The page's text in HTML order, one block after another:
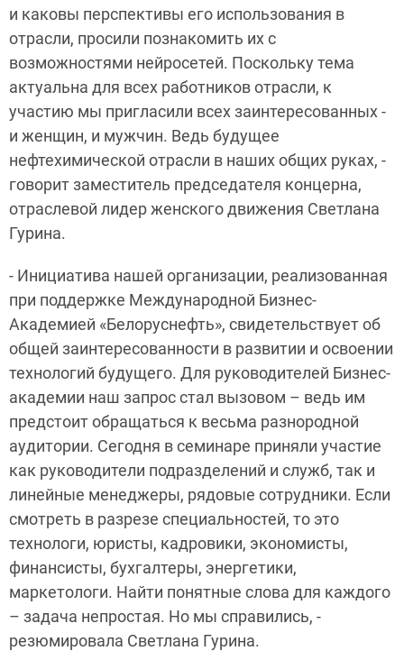
и каковы перспективы его использования в
отрасли, просили познакомить их с
возможностями нейросетей. Поскольку тема
актуальна для всех работников отрасли, к
участию мы пригласили всех заинтересованных -
и женщин, и мужчин. Ведь будущее
нефтехимической отрасли в наших общих руках, -
говорит заместитель председателя концерна,
отраслевой лидер женского движения Светлана
Гурина.
- Инициатива нашей организации, реализованная
при поддержке Международной Бизнес-
Академией «Белоруснефть», свидетельствует об
общей заинтересованности в развитии и освоении
технологий будущего. Для руководителей Бизнес-
академии наш запрос стал вызовом – ведь им
предстоит обращаться к весьма разнородной
аудитории. Сегодня в семинаре приняли участие
как руководители подразделений и служб, так и
линейные менеджеры, рядовые сотрудники. Если
смотреть в разрезе специальностей, то это
технологи, юристы, кадровики, экономисты,
финансисты, бухгалтеры, энергетики,
маркетологи. Найти понятные слова для каждого
– задача непростая. Но мы справились, -
резюмировала Светлана Гурина.